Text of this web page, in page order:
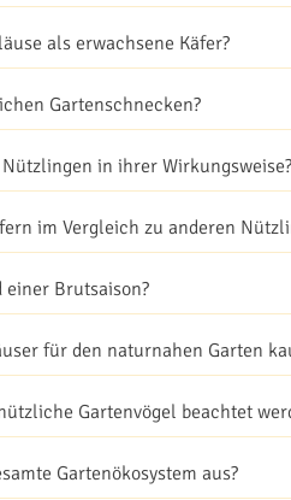
als erwachsene Käfer?
Gartenschnecken?
in ihrer Wirkungsweise?
im Vergleich zu anderen
Brutsaison?
für den naturnahen Garten
Gartenvögel beachtet
Gartenökosystem aus?